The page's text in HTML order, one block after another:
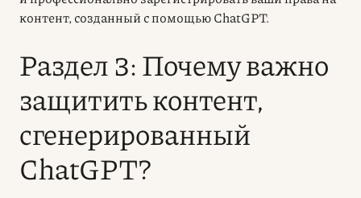
контент, созданный с помощью ChatGPT.
Раздел 3: Почему важно
защитить контент,
сгенерированный
ChatGPT?